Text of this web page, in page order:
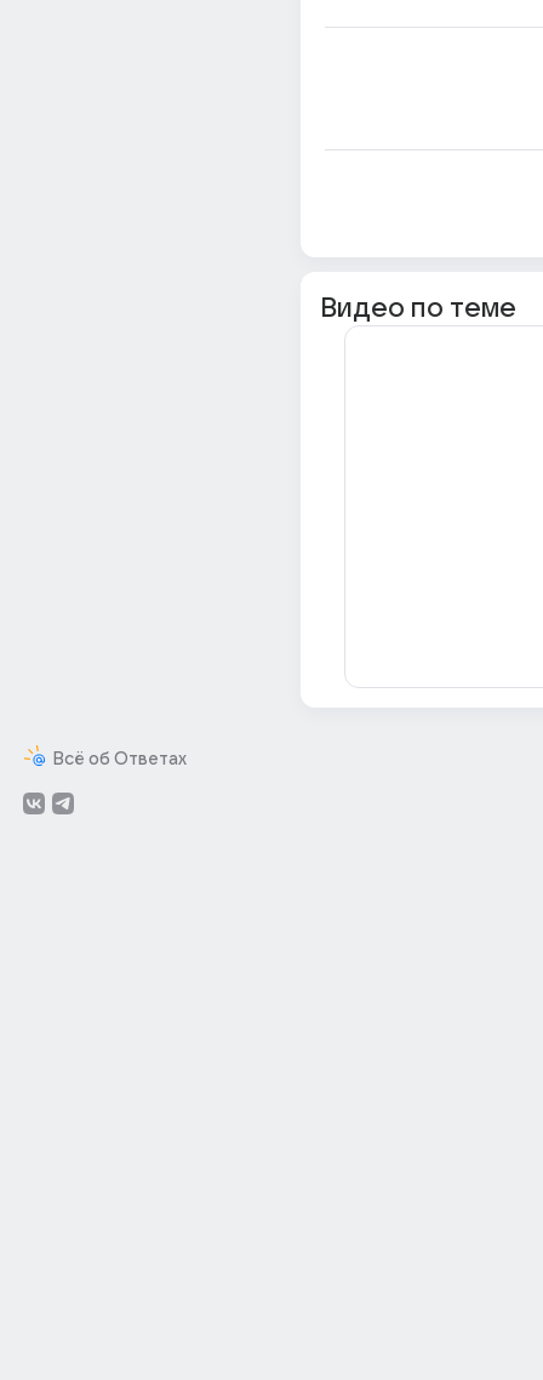
Всё об Ответах
Видео по теме